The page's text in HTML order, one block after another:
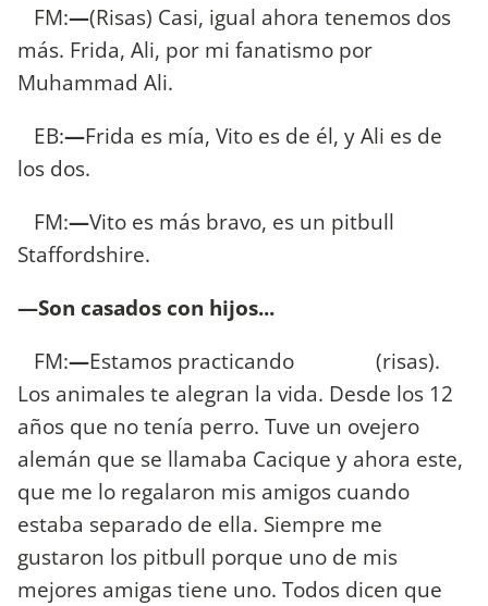
FM:—(Risas) Casi, igual ahora tenemos dos
más. Frida, Ali, por mi fanatismo por
Muhammad Ali.
EB:—Frida es mía, Vito es de él, y Ali es de
los dos.
FM:—Vito es más bravo, es un pitbull
Staffordshire.
—Son casados con hijos...
FM:—Estamos practicando (risas).
Los animales te alegran la vida. Desde los 12
años que no tenía perro. Tuve un ovejero
alemán que se llamaba Cacique y ahora este,
que me lo regalaron mis amigos cuando
estaba separado de ella. Siempre me
gustaron los pitbull porque uno de mis
mejores amigas tiene uno. Todos dicen que